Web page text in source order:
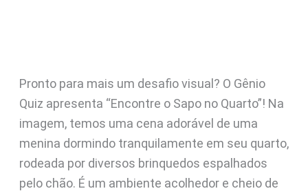
Pronto para mais um desafio visual? O Gênio
Quiz apresenta “Encontre o Sapo no Quarto”! Na
imagem, temos uma cena adorável de uma
menina dormindo tranquilamente em seu quarto,
rodeada por diversos brinquedos espalhados
pelo chão. É um ambiente acolhedor e cheio de